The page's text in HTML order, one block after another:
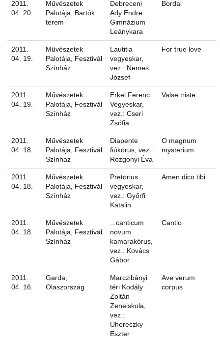
2011.
04. 20.
Művészetek
Palotája, Bartók
terem
Debreceni
Ady Endre
Gimnázium
Leánykara
Bordal
2011.
04. 19.
Művészetek
Palotája, Fesztivál
Színház
Lautitia
vegyeskar,
vez.: Nemes
József
For true love
2011.
04. 19.
Művészetek
Palotája, Fesztivál
Színház
Erkel Ferenc
Vegyeskar,
vez.: Cseri
Zsófia
Valse triste
2011.
04. 18.
Művészetek
Palotája, Fesztivál
Színház
Diapente
fiúkórus, vez.:
Rozgonyi Éva
O magnum
mysterium
2011.
04. 18.
Művészetek
Palotája, Fesztivál
Színház
Pretorius
vegyeskar,
vez.: Győrfi
Katalin
Amen dico tibi
2011.
04. 18.
Művészetek
Palotája, Fesztivál
Színház
...canticum
novum
kamarakórus,
vez.: Kovács
Gábor
Cantio
2011.
04. 16.
Garda,
Olaszország
Marczibányi
téri Kodály
Zoltán
Zeneiskola,
vez.:
Uhereczky
Eszter
Ave verum
corpus